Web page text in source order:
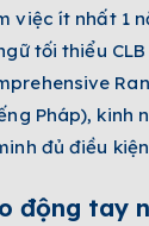
việc ít nhất 1
tối thiểu
Pháp), kinh
đủ điều
động tay